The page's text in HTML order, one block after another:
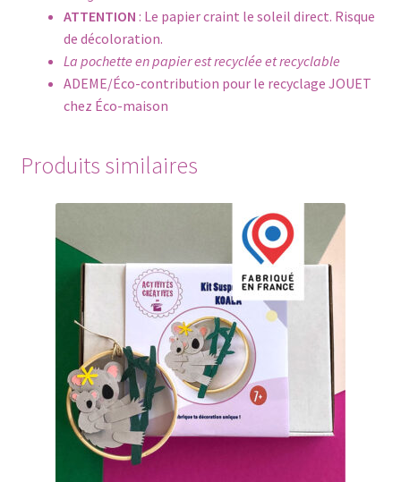
ATTENTION : Le papier craint le soleil direct. Risque
de décoloration.
La pochette en papier est recyclée et recyclable
ADEME/Éco-contribution pour le recyclage JOUET
chez Éco-maison
Produits similaires